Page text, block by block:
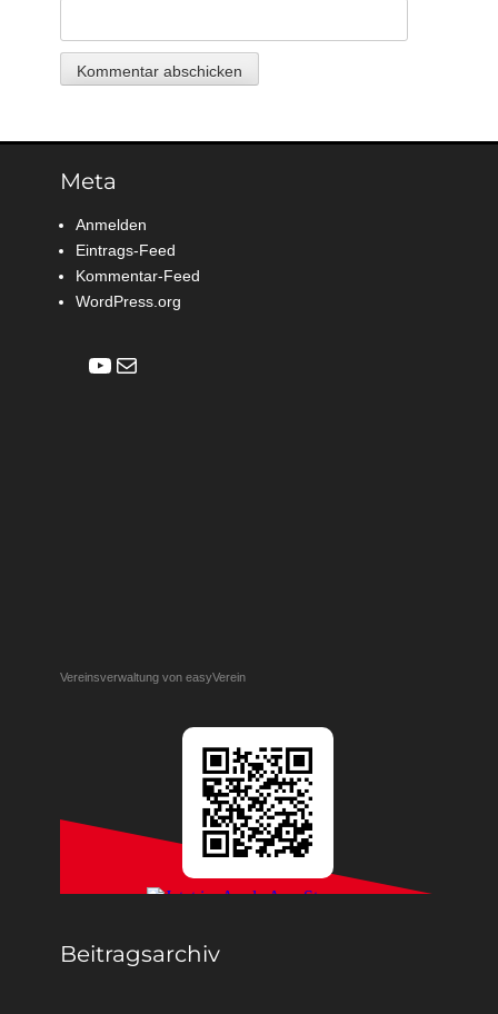
Meta
Anmelden
Eintrags-Feed
Kommentar-Feed
WordPress.org
YouTube
E-Mail
Vereinsverwaltung von easyVerein
Beitragsarchiv